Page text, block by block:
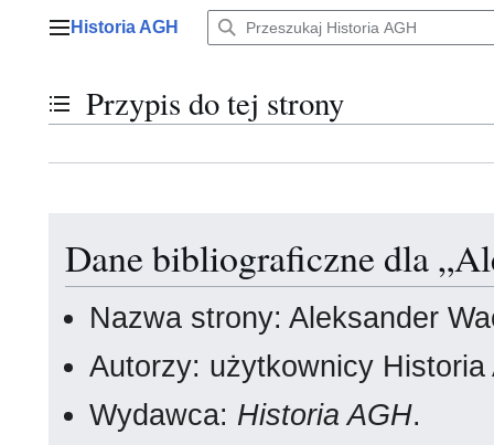
Menu główne
Historia AGH
Przełącz stan spisu treści
Przypis do tej strony
Dane bibliograficzne dla
Nazwa strony: Aleksander
Autorzy: użytkownicy Historia
Wydawca: Historia AGH.